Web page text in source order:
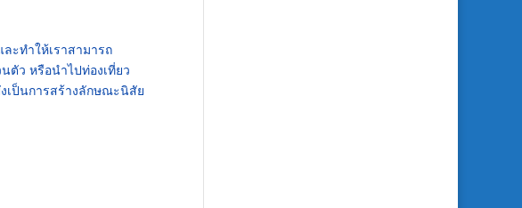
ะทำให้เราสามารถ
ตัว หรือนำไปท่องเที่ยว
เป็นการสร้างลักษณะนิสัย